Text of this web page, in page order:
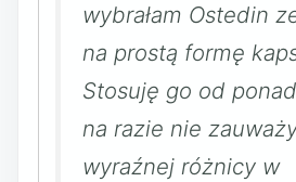
wybrałam Ostedin
na prostą formę
Stosuję go od
na razie nie
wyraźnej różnicy w